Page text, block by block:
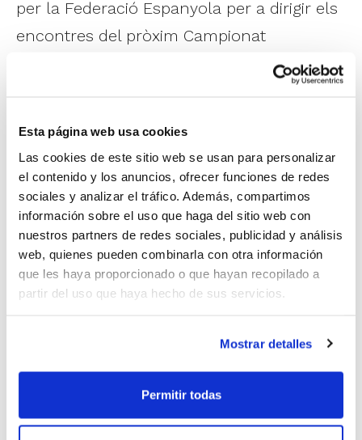
Esta página web usa cookies
Las cookies de este sitio web se usan para personalizar
el contenido y los anuncios, ofrecer funciones de redes
sociales y analizar el tráfico. Además, compartimos
información sobre el uso que haga del sitio web con
nuestros partners de redes sociales, publicidad y análisis
web, quienes pueden combinarla con otra información
que les haya proporcionado o que hayan recopilado a
partir del uso que haya hecho de sus servicios.
Mostrar detalles
Permitir todas
per la Federació Espanyola per a dirigir els
encontres del pròxim Campionat
d'Espanya Infantil i Cadet de Seleccions
Autonòmiques, que tindrà lloc a Huelva del
Clara MasiXimo Perisarbitraran el
Campionat Cadet, mentre queNuria Aracil
iAbel Cisterestaran en el Campionat
Infantil.
Es tracta d'una nova oportunitat de
experiències a nivell nacional.